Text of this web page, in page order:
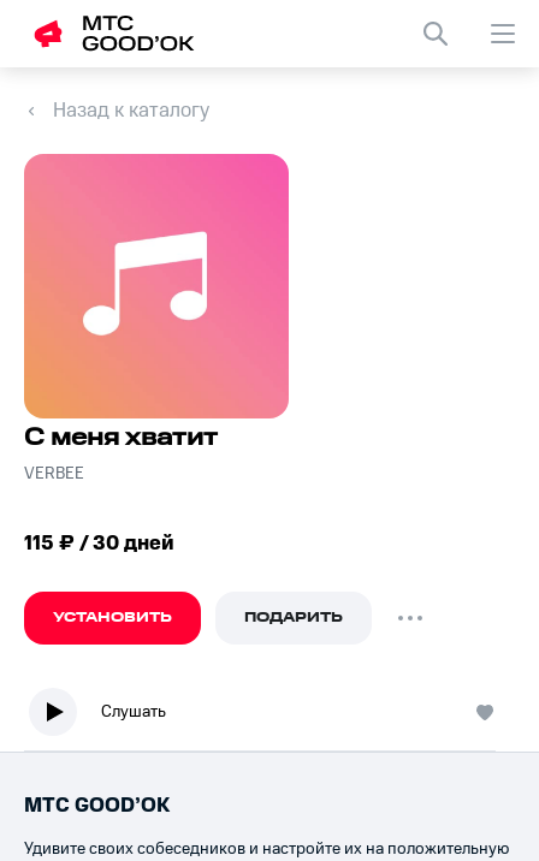
Назад к каталогу
С меня хватит
VERBEE
115 ₽ / 30 дней
УСТАНОВИТЬ ПОДАРИТЬ
Слушать
МТС GOOD’OK
Удивите своих собеседников и настройте их на положительную